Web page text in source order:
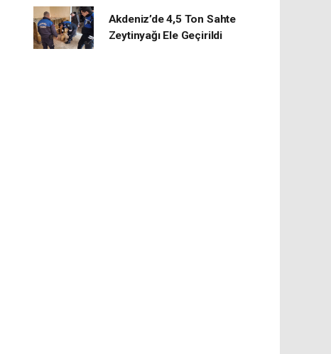
Akdeniz’de 4,5 Ton Sahte
Zeytinyağı Ele Geçirildi